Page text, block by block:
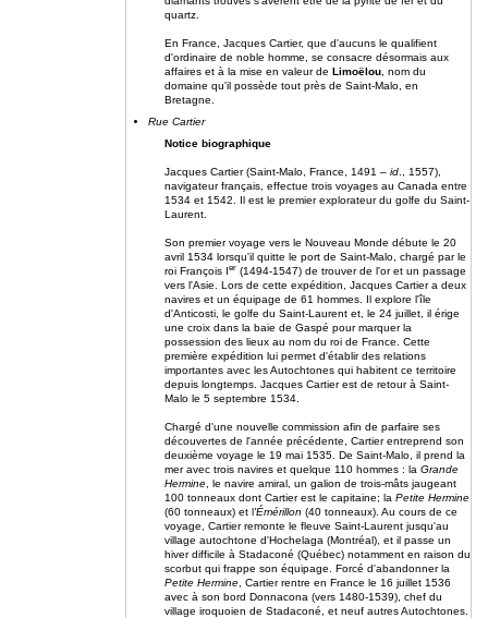
quartz.
En France, Jacques Cartier, que d'aucuns le qualifient
d'ordinaire de noble homme, se consacre désormais aux
affaires et à la mise en valeur de Limoëlou , nom du
domaine qu'il possède tout près de Saint-Malo, en
Bretagne.
Rue Cartier
Notice biographique
Jacques Cartier (Saint-Malo, France, 1491 – id ., 1557),
navigateur français, effectue trois voyages au Canada entre
1534 et 1542. Il est le premier explorateur du golfe du Saint-
Laurent.
Son premier voyage vers le Nouveau Monde débute le 20
avril 1534 lorsqu'il quitte le port de Saint-Malo, chargé par le
roi François Ier (1494-1547) de trouver de l'or et un passage
vers l'Asie. Lors de cette expédition, Jacques Cartier a deux
navires et un équipage de 61 hommes. Il explore l'île
d'Anticosti, le golfe du Saint-Laurent et, le 24 juillet, il érige
une croix dans la baie de Gaspé pour marquer la
possession des lieux au nom du roi de France. Cette
première expédition lui permet d'établir des relations
importantes avec les Autochtones qui habitent ce territoire
depuis longtemps. Jacques Cartier est de retour à Saint-
Malo le 5 septembre 1534.
Chargé d'une nouvelle commission afin de parfaire ses
découvertes de l'année précédente, Cartier entreprend son
deuxième voyage le 19 mai 1535. De Saint-Malo, il prend la
mer avec trois navires et quelque 110 hommes : la Grande
Hermine , le navire amiral, un galion de trois-mâts jaugeant
100 tonneaux dont Cartier est le capitaine; la Petite Hermine
(60 tonneaux) et l'Émérillon (40 tonneaux). Au cours de ce
voyage, Cartier remonte le fleuve Saint-Laurent jusqu'au
village autochtone d'Hochelaga (Montréal), et il passe un
hiver difficile à Stadaconé (Québec) notamment en raison du
scorbut qui frappe son équipage. Forcé d'abandonner la
Petite Hermine , Cartier rentre en France le 16 juillet 1536
avec à son bord Donnacona (vers 1480-1539), chef du
village iroquoien de Stadaconé, et neuf autres Autochtones.